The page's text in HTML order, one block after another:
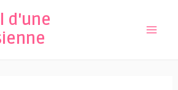
d'une